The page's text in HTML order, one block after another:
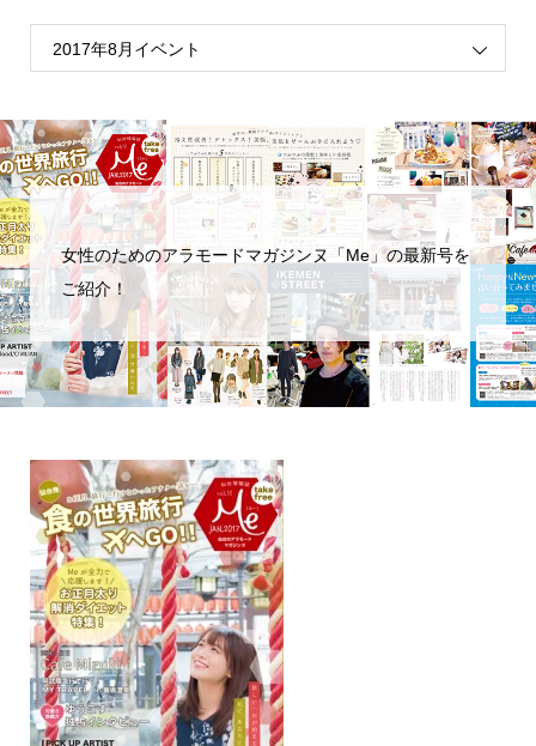
女性のためのアラモードマガジンヌ「Me」の最新号を
ご紹介！